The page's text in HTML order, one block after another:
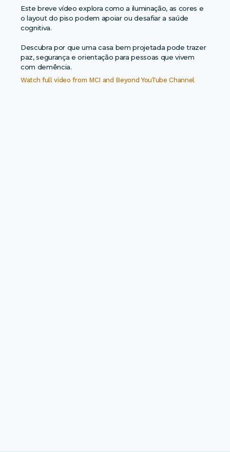
Este breve vídeo explora como a iluminação, as cores e
o layout do piso podem apoiar ou desafiar a saúde
cognitiva.
Descubra por que uma casa bem projetada pode trazer
paz, segurança e orientação para pessoas que vivem
com demência.
Watch full video from MCI and Beyond YouTube Channel